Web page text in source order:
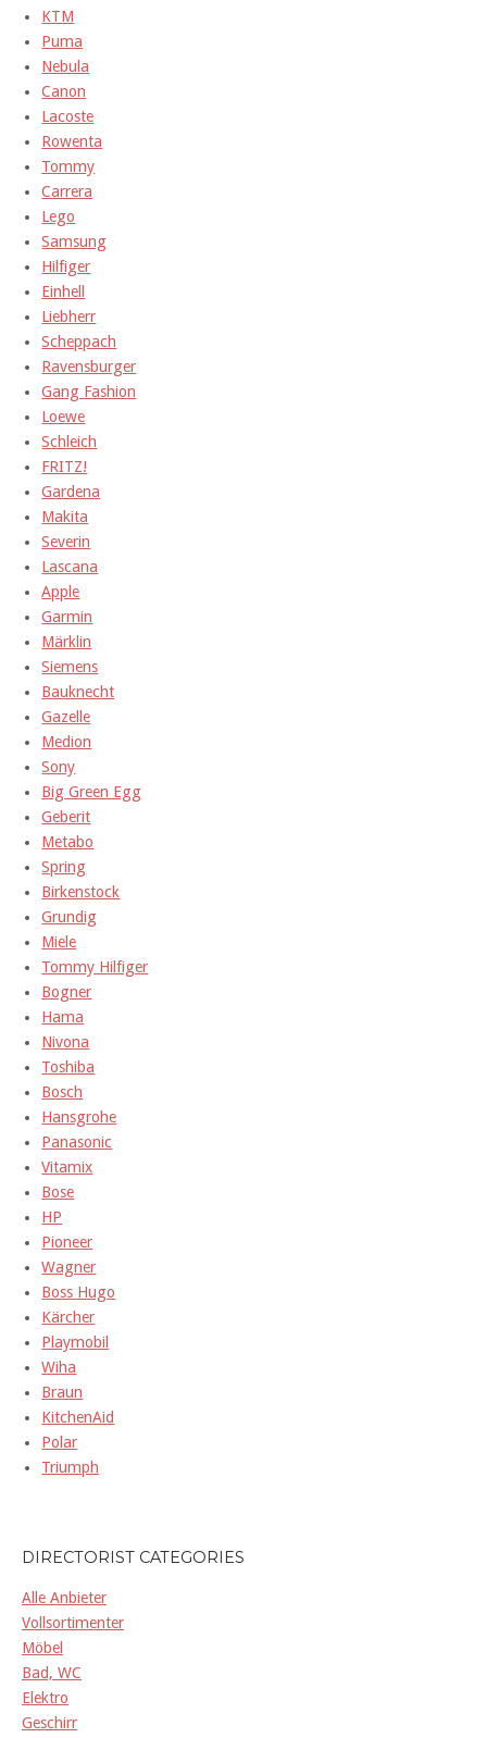
KTM
Puma
Nebula
Canon
Lacoste
Rowenta
Tommy
Carrera
Lego
Samsung
Hilfiger
Einhell
Liebherr
Scheppach
Ravensburger
Gang Fashion
Loewe
Schleich
FRITZ!
Gardena
Makita
Severin
Lascana
Apple
Garmin
Märklin
Siemens
Bauknecht
Gazelle
Medion
Sony
Big Green Egg
Geberit
Metabo
Spring
Birkenstock
Grundig
Miele
Tommy Hilfiger
Bogner
Hama
Nivona
Toshiba
Bosch
Hansgrohe
Panasonic
Vitamix
Bose
HP
Pioneer
Wagner
Boss Hugo
Kärcher
Playmobil
Wiha
Braun
KitchenAid
Polar
Triumph
DIRECTORIST CATEGORIES
Alle Anbieter
Vollsortimenter
Möbel
Bad, WC
Elektro
Geschirr